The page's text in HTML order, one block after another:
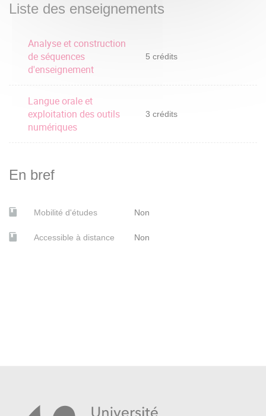
Liste des enseignements
Analyse et construction
de séquences
d'enseignement
5 crédits
Langue orale et
exploitation des outils
numériques
3 crédits
En bref
Mobilité d'études Non
Accessible à distance Non